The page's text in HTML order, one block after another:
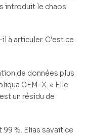
introduit le chaos
à articuler. C’est ce
de données plus
GEM-X. « Elle
un résidu de
%. Elias savait ce